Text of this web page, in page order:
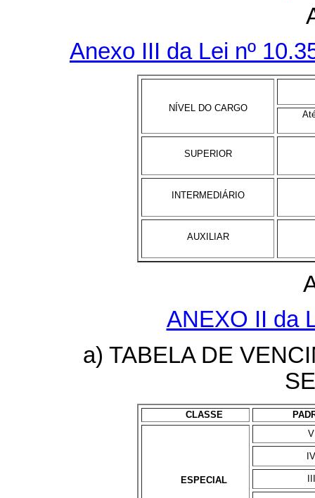
Anexo III da Lei nº
NÍVEL DO CARGO
SUPERIOR
INTERMEDIÁRIO
AUXILIAR
ANEXO II da
a) TABELA DE
CLASSE
ESPECIAL
V
IV